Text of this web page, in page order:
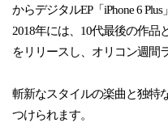
からデジタルEP「iPhone 6
2018年には、10代最後の作品
をリリースし、オリコン週間
斬新なスタイルの楽曲と独特
つけられます。